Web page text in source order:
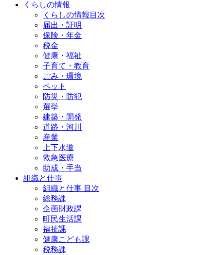
くらしの情報
くらしの情報目次
届出・証明
保険・年金
税金
健康・福祉
子育て・教育
ごみ・環境
ペット
防災・防犯
選挙
建築・開発
道路・河川
産業
上下水道
救急医療
助成・手当
組織と仕事
組織と仕事 目次
総務課
企画財政課
町民生活課
福祉課
健康こども課
税務課